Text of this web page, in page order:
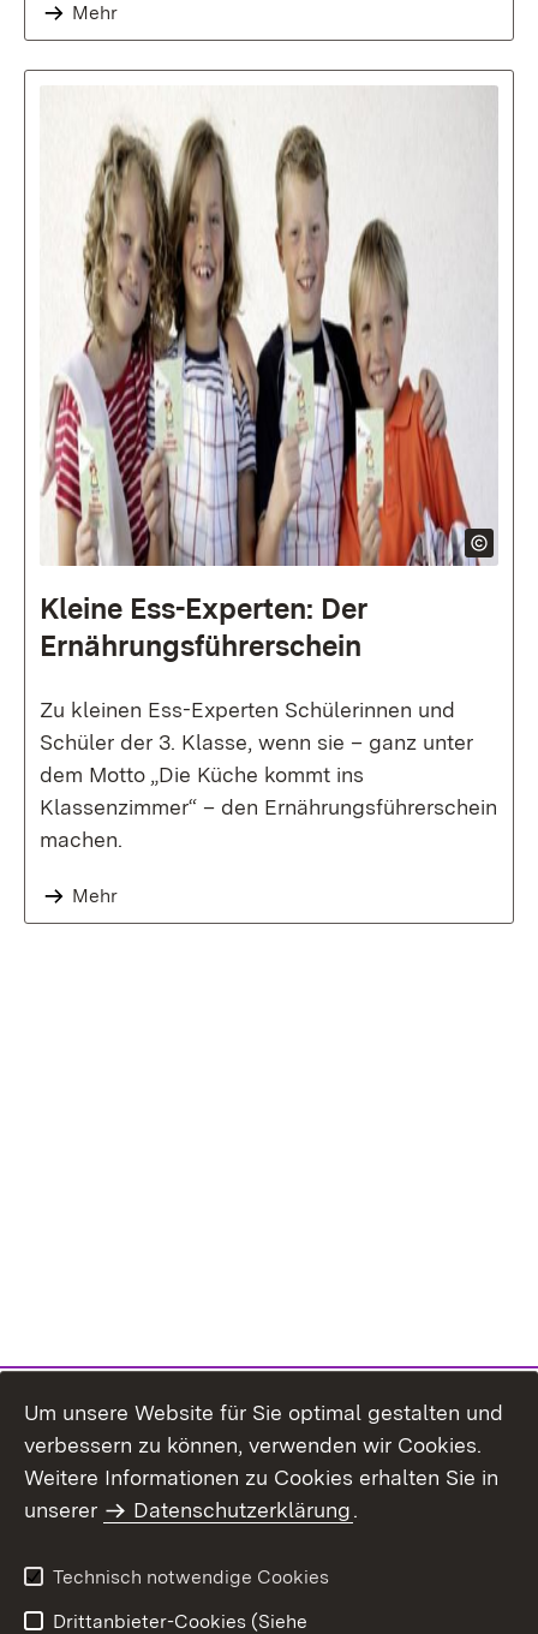
Mehr
Kleine Ess-Experten: Der
Ernährungs­führer­schein
Zu kleinen Ess-Experten Schülerinnen und
Schüler der 3. Klasse, wenn sie – ganz unter
dem Motto „Die Küche kommt ins
Klassenzimmer“ – den Ernährungsführerschein
machen.
Mehr
Themenübersicht
Um unsere Website für Sie optimal gestalten und
verbessern zu können, verwenden wir Cookies.
Weitere Informationen zu Cookies erhalten Sie in
unserer
Datenschutzerklärung.
Technisch notwendige Cookies
Drittanbieter-Cookies (Siehe